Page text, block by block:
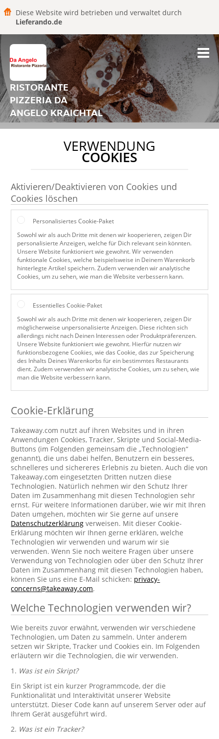
Diese Website wird betrieben und verwaltet durch
Lieferando.de
RISTORANTE
PIZZERIA DA
ANGELO KRAICHTAL
VERWENDUNG
COOKIES
Aktivieren/Deaktivieren von Cookies und
Cookies löschen
Personalisiertes Cookie-Paket
Sowohl wir als auch Dritte mit denen wir kooperieren, zeigen Dir
personalisierte Anzeigen, welche für Dich relevant sein könnten.
Unsere Website funktioniert wie gewohnt. Wir verwenden
funktionale Cookies, welche beispielsweise in Deinem Warenkorb
hinterlegte Artikel speichern. Zudem verwenden wir analytische
Cookies, um zu sehen, wie man die Website verbessern kann.
Essentielles Cookie-Paket
Sowohl wir als auch Dritte mit denen wir kooperieren, zeigen Dir
möglicherweise unpersonalisierte Anzeigen. Diese richten sich
allerdings nicht nach Deinen Interessen oder Produktpräferenzen.
Unsere Website funktioniert wie gewohnt. Hierfür nutzen wir
funktionsbezogene Cookies, wie das Cookie, das zur Speicherung
des Inhalts Deines Warenkorbs für ein bestimmtes Restaurants
dient. Zudem verwenden wir analytische Cookies, um zu sehen, wie
man die Website verbessern kann.
Cookie-Erklärung
Takeaway.com nutzt auf ihren Websites und in ihren
Anwendungen Cookies, Tracker, Skripte und Social-Media-
Buttons (im Folgenden gemeinsam die „Technologien“
genannt), die uns dabei helfen, Benutzern ein besseres,
schnelleres und sichereres Erlebnis zu bieten. Auch die von
Takeaway.com eingesetzten Dritten nutzen diese
Technologien. Natürlich nehmen wir den Schutz Ihrer
Daten im Zusammenhang mit diesen Technologien sehr
ernst. Für weitere Informationen darüber, wie wir mit Ihren
Daten umgehen, möchten wir Sie gerne auf unsere
Datenschutzerklärung verweisen. Mit dieser Cookie-
Erklärung möchten wir Ihnen gerne erklären, welche
Technologien wir verwenden und warum wir sie
verwenden. Wenn Sie noch weitere Fragen über unsere
Verwendung von Technologien oder über den Schutz Ihrer
Daten im Zusammenhang mit diesen Technologien haben,
können Sie uns eine E-Mail schicken: privacy-
concerns@takeaway.com.
Welche Technologien verwenden wir?
Wie bereits zuvor erwähnt, verwenden wir verschiedene
Technologien, um Daten zu sammeln. Unter anderem
setzen wir Skripte, Tracker und Cookies ein. Im Folgenden
erläutern wir die Technologien, die wir verwenden.
1. Was ist ein Skript?
Ein Skript ist ein kurzer Programmcode, der die
Funktionalität und Interaktivität unserer Website
unterstützt. Dieser Code kann auf unserem Server oder auf
Ihrem Gerät ausgeführt wird.
2. Was ist ein Tracker?